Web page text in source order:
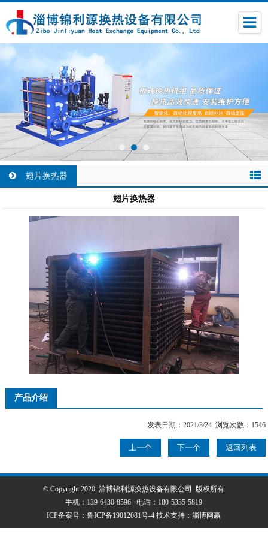
翅片换热器
翅片换热器
产品介绍
发表日期：2021/3/24 浏览次数：1546
上一个 下一个 返回列表
© Copyright 2020 淄博锦利源换热设备有限公司 版权所有
手机： 139-6430-8596 电话： 180-5335-5819
ICP备案号：鲁ICP备19012081号-4 技术支持：淄博网赢